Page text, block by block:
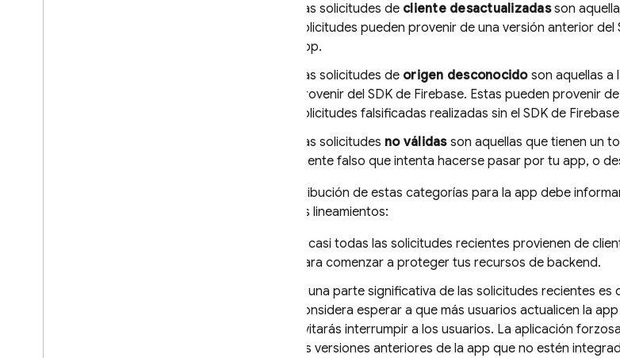
Las solicitudes de cliente desactualizadasson
solicitudes pueden provenir de una versión anterior
app.
Las solicitudes de origen desconocidoson aquellas a
provenir del SDK de Firebase. Estas pueden provenir
solicitudes falsificadas realizadas sin el SDK de
Las solicitudes no válidasson aquellas que tienen un
cliente falso que intenta hacerse pasar por tu app, o
La distribución de estas categorías para la app debe
algunos lineamientos:
Si casi todas las solicitudes recientes provienen de
para comenzar a proteger tus recursos de backend.
Si una parte significativa de las solicitudes recientes
considera esperar a que más usuarios actualicen la
evitarás interrumpir a los usuarios. La aplicación
las versiones anteriores de la app que no estén